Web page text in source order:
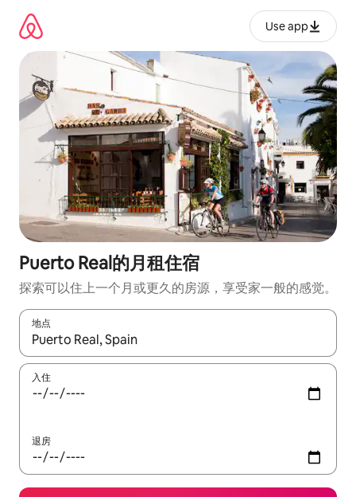
Use app
Puerto Real的月租住宿
探索可以住上一个月或更久的房源，享受家一般的感觉。
地点
如有搜索结果，请使用上下方向键查看，或通过点击或滑动手势
入住
退房